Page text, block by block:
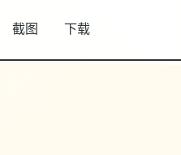
截图 下载